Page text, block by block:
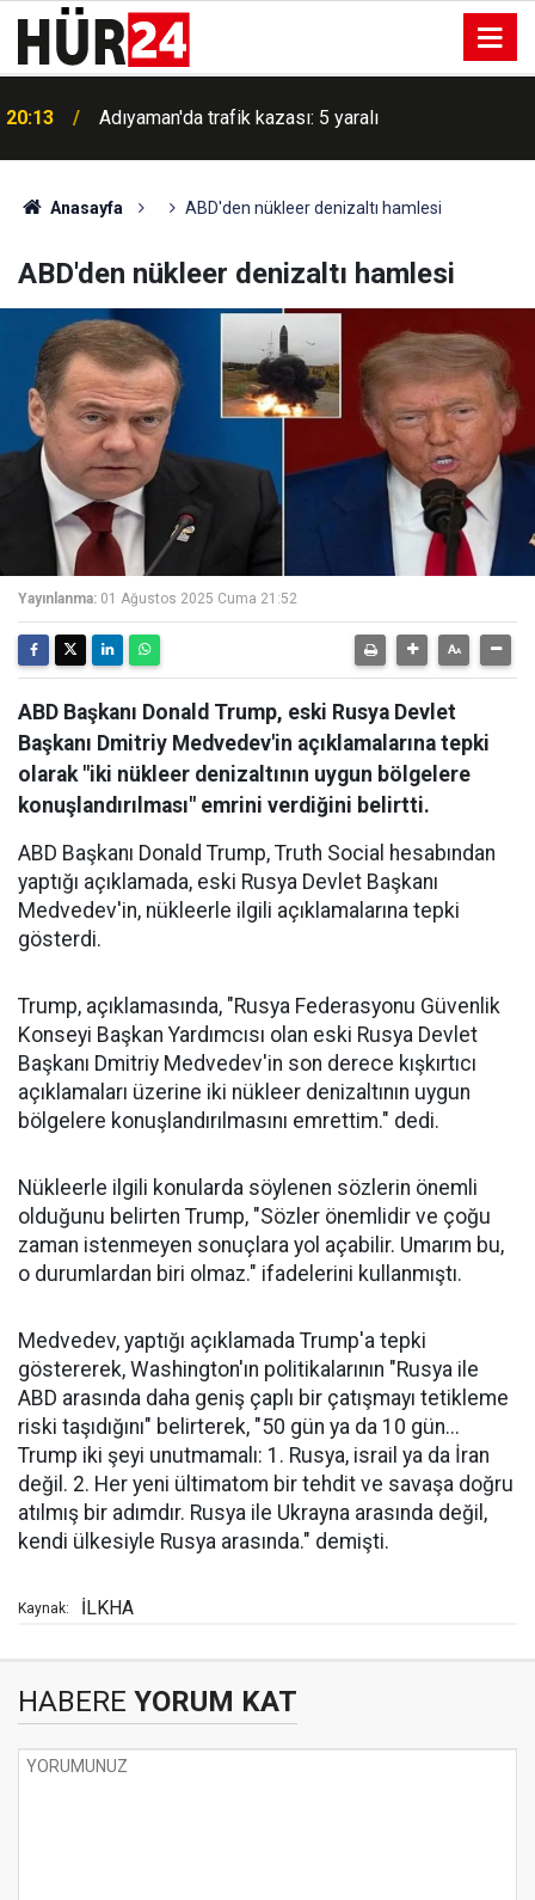
20:13 Adıyaman'da trafik kazası: 5 yaralı
Anasayfa ABD'den nükleer denizaltı hamlesi
ABD'den nükleer denizaltı hamlesi
Yayınlanma: 01 Ağustos 2025 Cuma 21:52
ABD Başkanı Donald Trump, eski Rusya Devlet
Başkanı Dmitriy Medvedev'in açıklamalarına tepki
olarak "iki nükleer denizaltının uygun bölgelere
konuşlandırılması" emrini verdiğini belirtti.
ABD Başkanı Donald Trump, Truth Social hesabından
yaptığı açıklamada, eski Rusya Devlet Başkanı
Medvedev'in, nükleerle ilgili açıklamalarına tepki
gösterdi.
Trump, açıklamasında, "Rusya Federasyonu Güvenlik
Konseyi Başkan Yardımcısı olan eski Rusya Devlet
Başkanı Dmitriy Medvedev'in son derece kışkırtıcı
açıklamaları üzerine iki nükleer denizaltının uygun
bölgelere konuşlandırılmasını emrettim." dedi.
Nükleerle ilgili konularda söylenen sözlerin önemli
olduğunu belirten Trump, "Sözler önemlidir ve çoğu
zaman istenmeyen sonuçlara yol açabilir. Umarım bu,
o durumlardan biri olmaz." ifadelerini kullanmıştı.
Medvedev, yaptığı açıklamada Trump'a tepki
göstererek, Washington'ın politikalarının "Rusya ile
ABD arasında daha geniş çaplı bir çatışmayı tetikleme
riski taşıdığını" belirterek, "50 gün ya da 10 gün...
Trump iki şeyi unutmamalı: 1. Rusya, israil ya da İran
değil. 2. Her yeni ültimatom bir tehdit ve savaşa doğru
atılmış bir adımdır. Rusya ile Ukrayna arasında değil,
kendi ülkesiyle Rusya arasında." demişti.
Kaynak: İLKHA
HABERE YORUM KAT